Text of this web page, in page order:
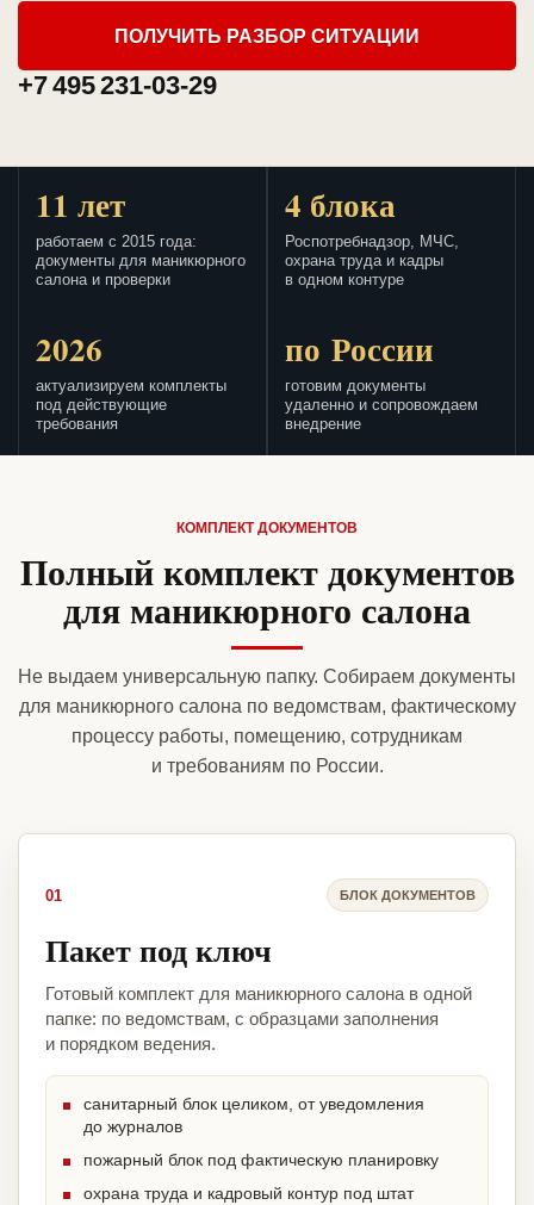
ПОЛУЧИТЬ РАЗБОР СИТУАЦИИ
+7 495 231-03-29
11 лет
работаем с 2015 года:
документы для маникюрного
салона и проверки
4 блока
Роспотребнадзор, МЧС,
охрана труда и кадры
в одном контуре
2026
актуализируем комплекты
под действующие
требования
по России
готовим документы
удаленно и сопровождаем
внедрение
КОМПЛЕКТ ДОКУМЕНТОВ
Полный комплект документов
для маникюрного салона
Не выдаем универсальную папку. Собираем документы
для маникюрного салона по ведомствам, фактическому
процессу работы, помещению, сотрудникам
и требованиям по России.
01 БЛОК ДОКУМЕНТОВ
Пакет под ключ
Готовый комплект для маникюрного салона в одной
папке: по ведомствам, с образцами заполнения
и порядком ведения.
санитарный блок целиком, от уведомления
до журналов
пожарный блок под фактическую планировку
охрана труда и кадровый контур под штат